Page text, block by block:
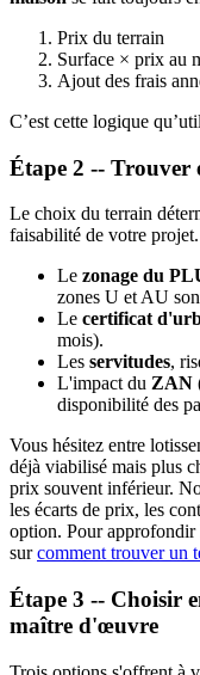
Prix du terrain
Surface × prix au
Ajout des frais
C’est cette logique
Étape 2 -- Trouver
Le choix du terrain
faisabilité de votre
Le zonage du
zones U et AU
Le certificat
mois).
Les servitudes,
L'impact du ZAN
disponibilité des
Vous hésitez entre
déjà viabilisé mais plus
prix souvent inférieur.
les écarts de prix, les
option. Pour approfondir
surcomment trouver un
Étape 3 -- Choisir
maître d'œuvre